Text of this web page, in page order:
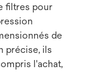
filtres pour
de
précise, ils
l'achat,